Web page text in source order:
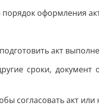
порядок
акт
сроки,
согласовать акт